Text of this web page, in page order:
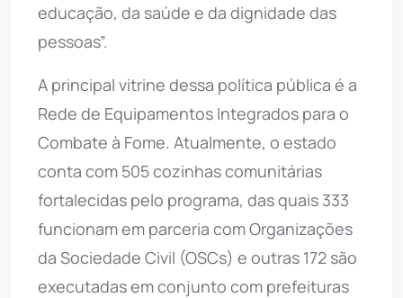
educação, da saúde e da dignidade das
pessoas”.
A principal vitrine dessa política pública é a
Rede de Equipamentos Integrados para o
Combate à Fome. Atualmente, o estado
conta com 505 cozinhas comunitárias
fortalecidas pelo programa, das quais 333
funcionam em parceria com Organizações
da Sociedade Civil (OSCs) e outras 172 são
executadas em conjunto com prefeituras